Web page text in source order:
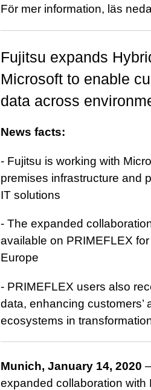
För mer information, läs
Fujitsu expands
Microsoft to enable
data across
News facts:
- Fujitsu is working with
premises infrastructure and
IT solutions
- The expanded
available on PRIMEFLEX
Europe
- PRIMEFLEX users also
data, enhancing
ecosystems in
Munich, January 14, 2020
expanded collaboration with